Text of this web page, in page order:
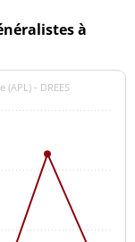
à
- DREES